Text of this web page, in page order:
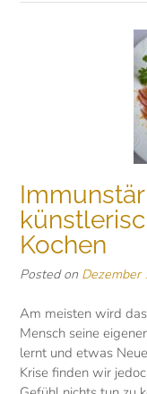
Kochen
Posted on
Am meisten wird
Mensch seine
lernt und etwas
Krise finden wir